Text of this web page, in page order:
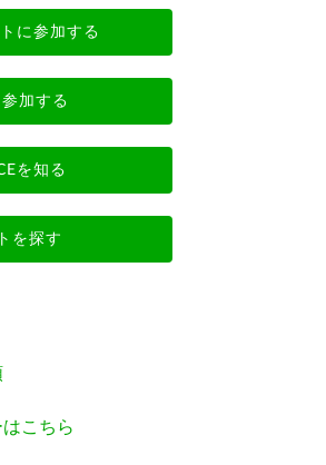
に参加する
加する
を知る
を探す
こちら